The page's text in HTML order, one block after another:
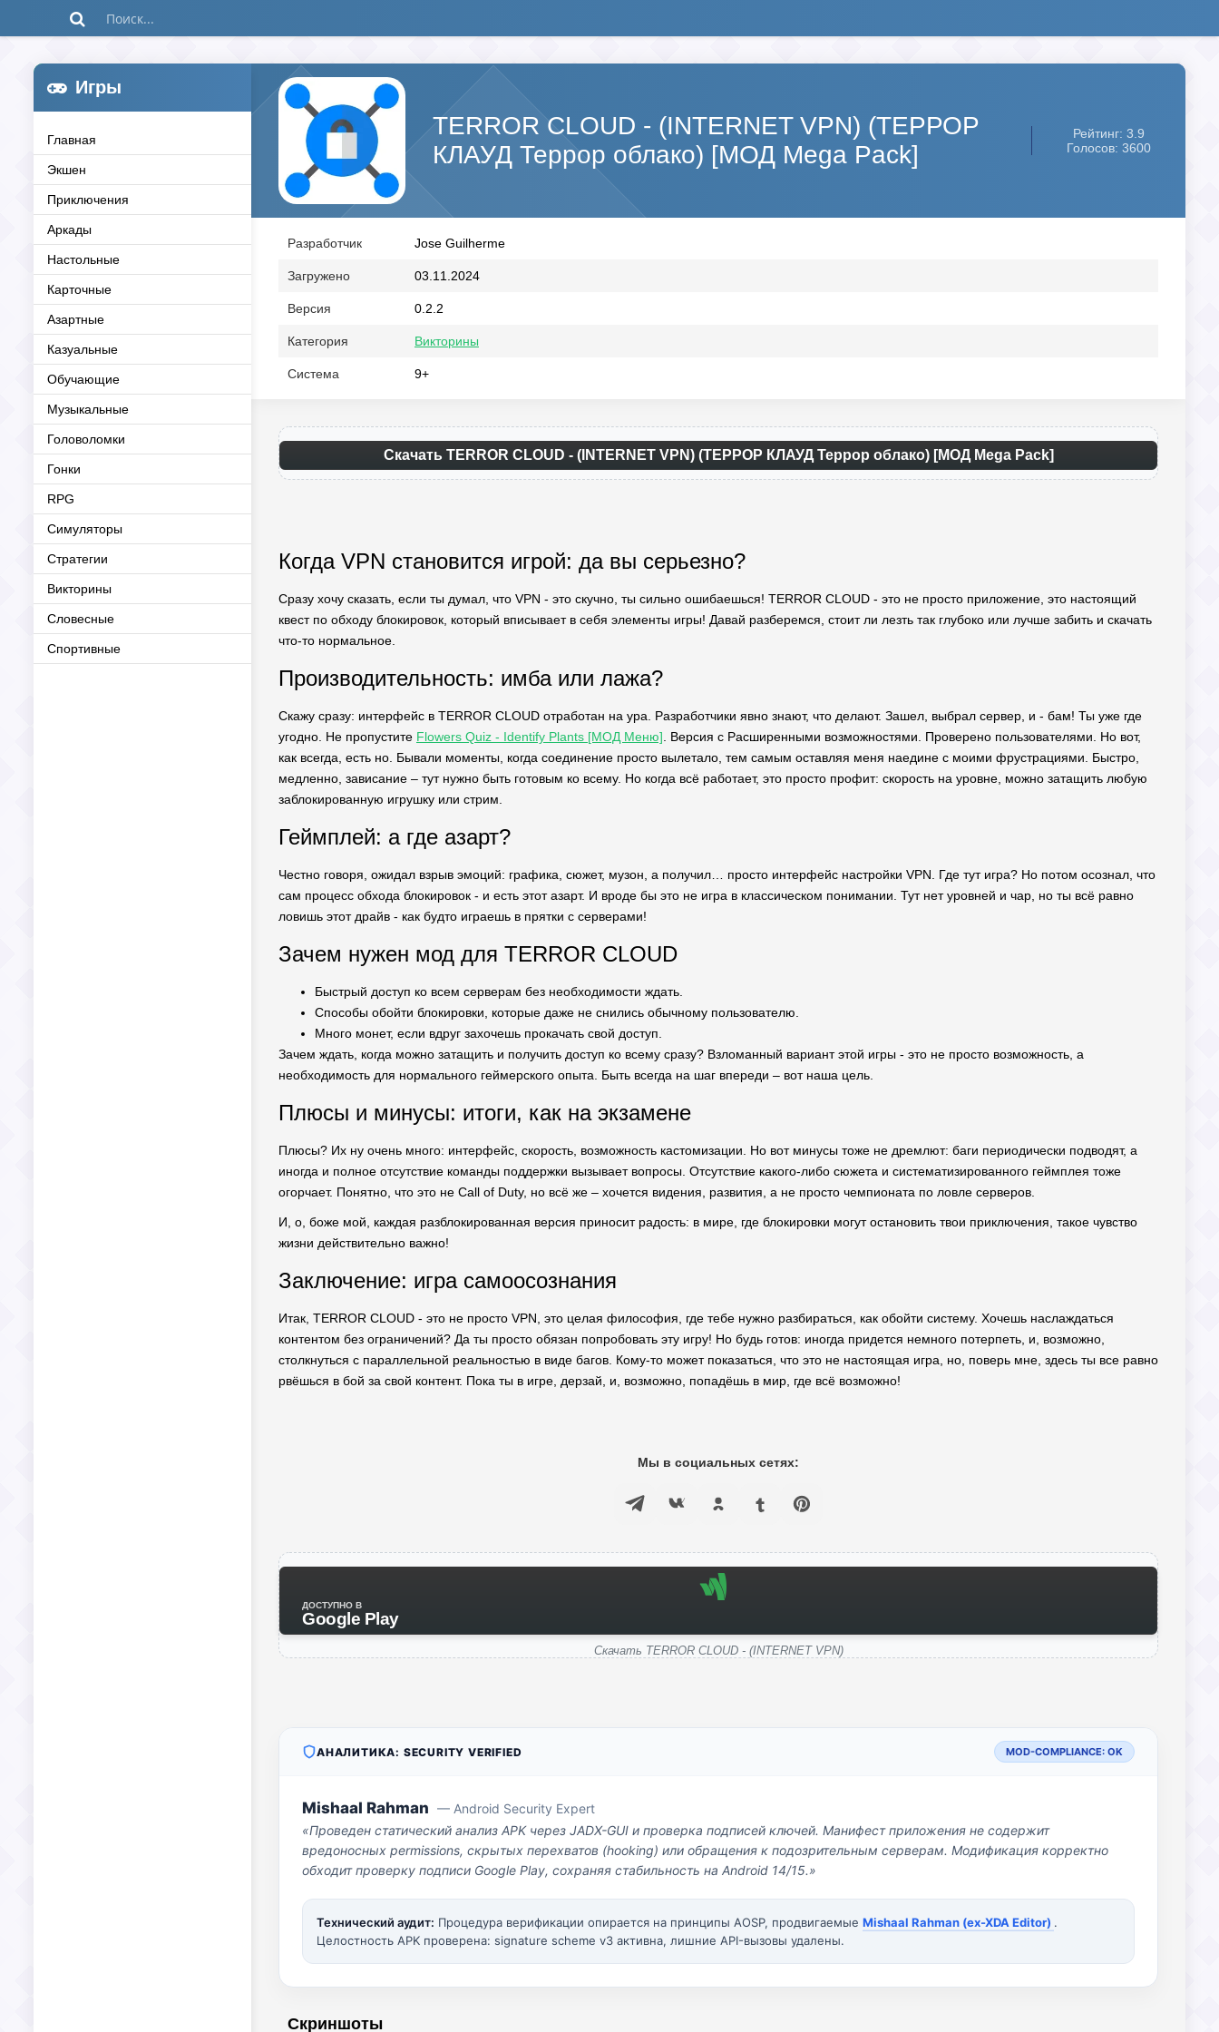
Игры
Главная
Экшен
Приключения
Аркады
Настольные
Карточные
Азартные
Казуальные
Обучающие
Музыкальные
Головоломки
Гонки
RPG
Симуляторы
Стратегии
Викторины
Словесные
Спортивные
TERROR CLOUD - (INTERNET VPN) (ТЕРРОР
КЛАУД Террор облако) [МОД Mega Pack]
Рейтинг: 3.9
Голосов: 3600
Разработчик Jose Guilherme
Загружено 03.11.2024
Версия 0.2.2
Категория Викторины
Система 9+
Скачать TERROR CLOUD - (INTERNET VPN) (ТЕРРОР КЛАУД Террор облако) [МОД Mega Pack]
Когда VPN становится игрой: да вы серьезно?
Сразу хочу сказать, если ты думал, что VPN - это скучно, ты сильно ошибаешься! TERROR CLOUD - это не просто приложение, это настоящий
квест по обходу блокировок, который вписывает в себя элементы игры! Давай разберемся, стоит ли лезть так глубоко или лучше забить и скачать
что-то нормальное.
Производительность: имба или лажа?
Скажу сразу: интерфейс в TERROR CLOUD отработан на ура. Разработчики явно знают, что делают. Зашел, выбрал сервер, и - бам! Ты уже где
угодно. Не пропустите Flowers Quiz - Identify Plants [МОД Меню] . Версия с Расширенными возможностями. Проверено пользователями. Но вот,
как всегда, есть но. Бывали моменты, когда соединение просто вылетало, тем самым оставляя меня наедине с моими фрустрациями. Быстро,
медленно, зависание – тут нужно быть готовым ко всему. Но когда всё работает, это просто профит: скорость на уровне, можно затащить любую
заблокированную игрушку или стрим.
Геймплей: а где азарт?
Честно говоря, ожидал взрыв эмоций: графика, сюжет, музон, а получил… просто интерфейс настройки VPN. Где тут игра? Но потом осознал, что
сам процесс обхода блокировок - и есть этот азарт. И вроде бы это не игра в классическом понимании. Тут нет уровней и чар, но ты всё равно
ловишь этот драйв - как будто играешь в прятки с серверами!
Зачем нужен мод для TERROR CLOUD
Быстрый доступ ко всем серверам без необходимости ждать.
Способы обойти блокировки, которые даже не снились обычному пользователю.
Много монет, если вдруг захочешь прокачать свой доступ.
Зачем ждать, когда можно затащить и получить доступ ко всему сразу? Взломанный вариант этой игры - это не просто возможность, а
необходимость для нормального геймерского опыта. Быть всегда на шаг впереди – вот наша цель.
Плюсы и минусы: итоги, как на экзамене
Плюсы? Их ну очень много: интерфейс, скорость, возможность кастомизации. Но вот минусы тоже не дремлют: баги периодически подводят, а
иногда и полное отсутствие команды поддержки вызывает вопросы. Отсутствие какого-либо сюжета и систематизированного геймплея тоже
огорчает. Понятно, что это не Call of Duty, но всё же – хочется видения, развития, а не просто чемпионата по ловле серверов.
И, о, боже мой, каждая разблокированная версия приносит радость: в мире, где блокировки могут остановить твои приключения, такое чувство
жизни действительно важно!
Заключение: игра самоосознания
Итак, TERROR CLOUD - это не просто VPN, это целая философия, где тебе нужно разбираться, как обойти систему. Хочешь наслаждаться
контентом без ограничений? Да ты просто обязан попробовать эту игру! Но будь готов: иногда придется немного потерпеть, и, возможно,
столкнуться с параллельной реальностью в виде багов. Кому-то может показаться, что это не настоящая игра, но, поверь мне, здесь ты все равно
рвёшься в бой за свой контент. Пока ты в игре, дерзай, и, возможно, попадёшь в мир, где всё возможно!
Мы в социальных сетях:
ДОСТУПНО В
Google Play
Скачать TERROR CLOUD - (INTERNET VPN)
АНАЛИТИКА: SECURITY VERIFIED MOD-COMPLIANCE: OK
Mishaal Rahman — Android Security Expert
«Проведен статический анализ APK через JADX-GUI и проверка подписей ключей. Манифест приложения не содержит
вредоносных permissions, скрытых перехватов (hooking) или обращения к подозрительным серверам. Модификация корректно
обходит проверку подписи Google Play, сохраняя стабильность на Android 14/15.»
Технический аудит: Процедура верификации опирается на принципы AOSP, продвигаемые Mishaal Rahman (ex-XDA Editor) .
Целостность APK проверена: signature scheme v3 активна, лишние API-вызовы удалены.
Скриншоты